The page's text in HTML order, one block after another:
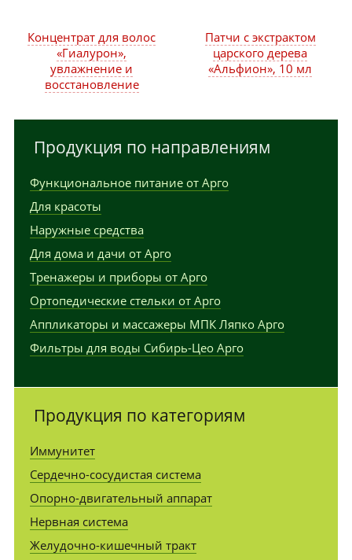
Патчи с экстрактом
царского дерева
«Альфион», 10 мл
Концентрат для волос
«Гиалурон»,
увлажнение и
восстановление
Продукция по направлениям
Функциональное питание от Арго
Для красоты
Наружные средства
Для дома и дачи от Арго
Тренажеры и приборы от Арго
Ортопедические стельки от Арго
Аппликаторы и массажеры МПК Ляпко Арго
Фильтры для воды Сибирь-Цео Арго
Продукция по категориям
Иммунитет
Сердечно-сосудистая система
Опорно-двигательный аппарат
Нервная система
Желудочно-кишечный тракт